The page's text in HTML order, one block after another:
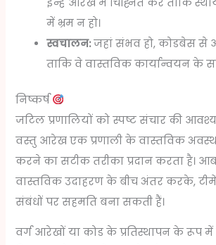
इन्हें आरेख में चिह्नित करें ताकि
में भ्रम न हो।
स्वचालन:जहां संभव हो, कोडबेस से
ताकि वे वास्तविक कार्यान्वयन के
निष्कर्ष
जटिल प्रणालियों को स्पष्ट संचार की
वस्तु आरेख एक प्रणाली के वास्तविक
करने का सटीक तरीका प्रदान करता है।
वास्तविक उदाहरण के बीच अंतर करके,
संबंधों पर सहमति बना सकती हैं।
वर्ग आरेखों या कोड के प्रतिस्थापन के रूप